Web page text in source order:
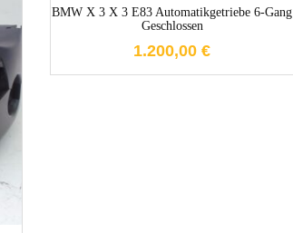
BMW X 3 X 3 E83 Automatikgetriebe 6-Gang
Geschlossen
1.200,00€
1-3 Werktage